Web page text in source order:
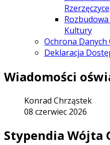
Kultury
Ochrona Danych
Deklaracja
Wiadomości
Konrad Chrząstek
08 czerwiec 2026
Stypendia Wójta